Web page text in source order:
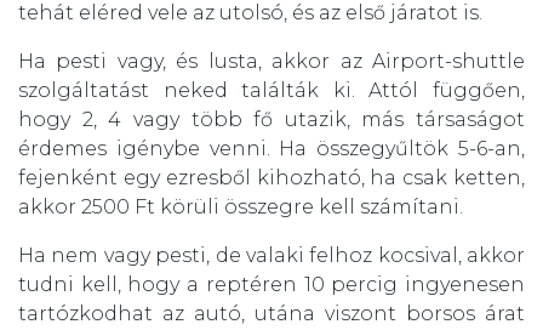
tehát eléred vele az utolsó, és az első járatot is.
Ha pesti vagy, és lusta, akkor az Airport-shuttle
szolgáltatást neked találták ki. Attól függően,
hogy 2, 4 vagy több fő utazik, más társaságot
érdemes igénybe venni. Ha összegyűltök 5-6-an,
fejenként egy ezresből kihozható, ha csak ketten,
akkor 2500 Ft körüli összegre kell számítani.
Ha nem vagy pesti, de valaki felhoz kocsival, akkor
tudni kell, hogy a reptéren 10 percig ingyenesen
tartózkodhat az autó, utána viszont borsos árat